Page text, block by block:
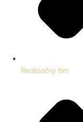
Realizačný tím